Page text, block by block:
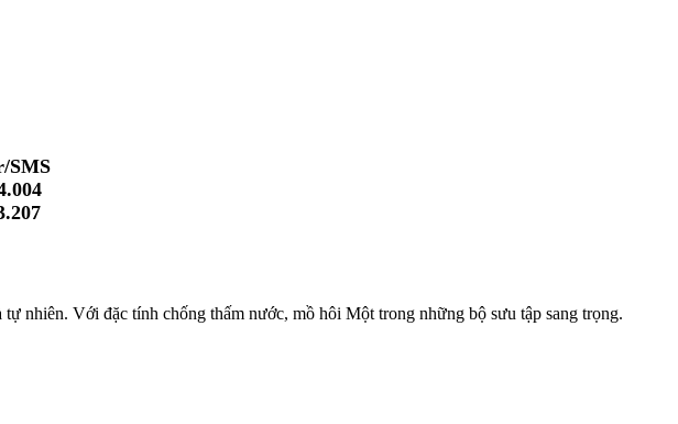
SMS
nhiên. Với đặc tính chống thấm nước, mồ hôi Một trong những bộ sưu tập sang trọng.